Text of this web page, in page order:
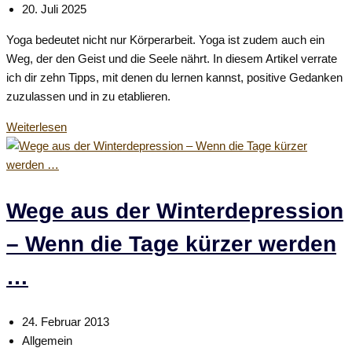
Kommentare:
Beitrag
geändert
am:
20. Juli 2025
Yoga bedeutet nicht nur Körperarbeit. Yoga ist zudem auch ein
Weg, der den Geist und die Seele nährt. In diesem Artikel verrate
ich dir zehn Tipps, mit denen du lernen kannst, positive Gedanken
zuzulassen und in zu etablieren.
WeiterlesenPositive
Gedanken
mehr
Glück
und
Wege aus der Winterdepression
– Wenn die Tage kürzer werden
…
Beitrag
veröffentlicht:
24. Februar 2013
Beitrags-
Allgemein